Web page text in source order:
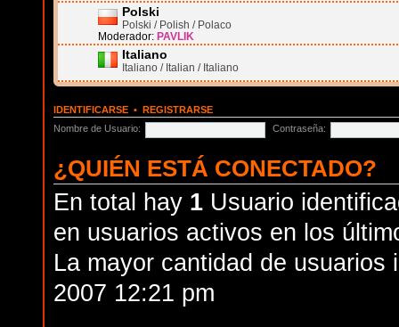
Polski
Polski / Polish / Polaco
Moderador: PAVLIK
Italiano
Italiano / Italian / Italiano
IDENTIFICARSE • REGISTRARSE
Nombre de Usuario:
Contraseña:
¿QUIÉN ESTÁ CONECTADO?
En total hay 1 Usuario
en usuarios activos en los
La mayor cantidad de
2007 12:21 pm